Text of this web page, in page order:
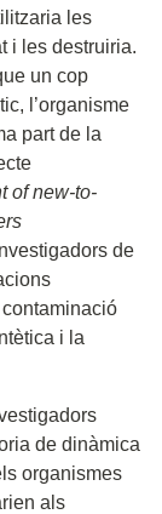
les
i les destruiria.
un cop
l’organisme
part de la
of new-to-
de
i la
de dinàmica
organismes
als